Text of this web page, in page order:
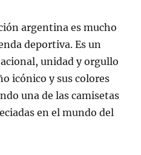
argentina es mucho
deportiva. Es un
unidad y orgullo
icónico y sus colores
una de las camisetas
en el mundo del